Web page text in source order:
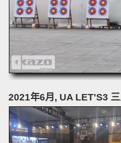
2021年6月, UA LET'S3